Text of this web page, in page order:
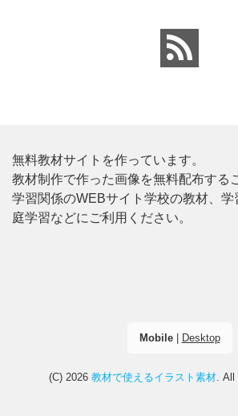
無料教材サイトを作っています。
教材制作で作った画像を無料配布する
学習関係のWEBサイト学校の教材、学
庭学習などにご利用ください。
Mobile| Desktop
(C) 2026 教材で使えるイラスト素材. All